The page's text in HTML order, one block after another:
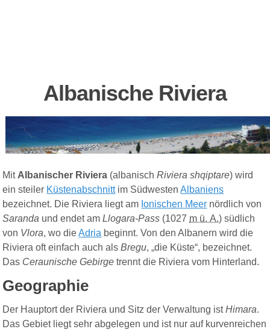
Albanische Riviera
Mit Albanischer Riviera (albanisch Riviera shqiptare) wird
ein steiler Küstenabschnittim SüdwestenAlbaniens
bezeichnet. Die Riviera liegt am Ionischen Meer nördlich von
Saranda und endet amLlogara-Pass (1027 m ü. A.) südlich
von Vlora, wo dieAdria beginnt. Von den Albanern wird die
Riviera oft einfach auch alsBregu, „die Küste“, bezeichnet.
Das Ceraunische Gebirge trennt die Riviera vom Hinterland.
Geographie
Der Hauptort der Riviera und Sitz der Verwaltung istHimara.
Das Gebiet liegt sehr abgelegen und ist nur auf kurvenreichen